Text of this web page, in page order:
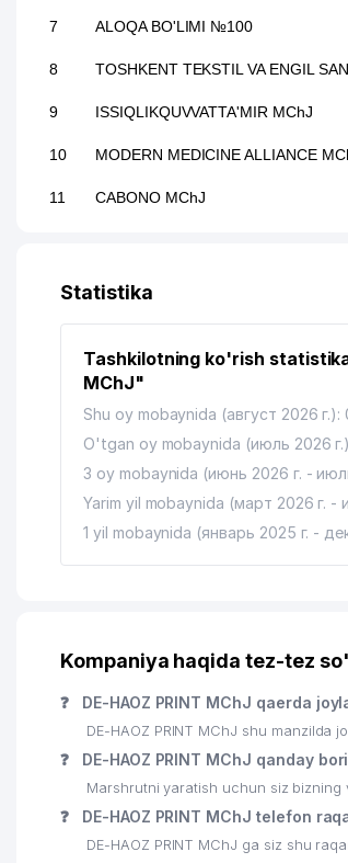
7 ALOQA BO'LIMI №100
8 TOSHKENT TEKSTIL VA ENGIL
9 ISSIQLIKQUVVATTA'MIR MChJ
10 MODERN MEDICINE ALLIANCE
11 CABONO MChJ
13 RESPUBLIKA ESTRADA SIRK
14 AVDET KRIM TATAR MILLIY
O'ZBEKISTON EVREY MILLIY
KREATIV STUDIO KARAVAN MChJ
CARAVAN GROUP MChJ
MH TEXTILE CONSULTING MChJ
ANTI-KORROZIYA SERVICE MChJ
22 BORDUR TECHLONOLOGIES
23 PROMOTION MChJ
24 ANTEX AJ
MEGACOM MChJ
INTERNATIONAL LOGISTIC
Statistika
Tashkilotning ko'rish
MChJ"
Shu oy mobaynida (август 2026 г.):
O'tgan oy mobaynida (июль 2026
3 oy mobaynida (июнь 2026 г. -
Yarim yil mobaynida (март 2026 г. -
1 yil mobaynida (январь 2025 г. -
Kompaniya haqida tez-tez
❓ DE-HAOZ PRINT MChJ qaerda
DE-HAOZ PRINT MChJ shu manzilda
❓ DE-HAOZ PRINT MChJ qanday
Marshrutni yaratish uchun siz
❓ DE-HAOZ PRINT MChJ telefon
DE-HAOZ PRINT MChJ ga siz shu